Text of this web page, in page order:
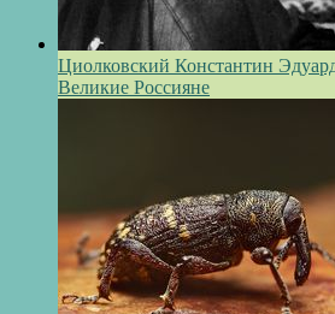
Циолковский Константин
Великие Россияне